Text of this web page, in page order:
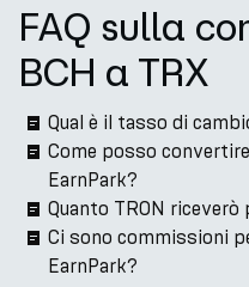
FAQ sulla
BCH a TRX
Qual è il tasso di
Come posso
EarnPark?
Quanto TRON riceverò
Ci sono commissioni
EarnPark?